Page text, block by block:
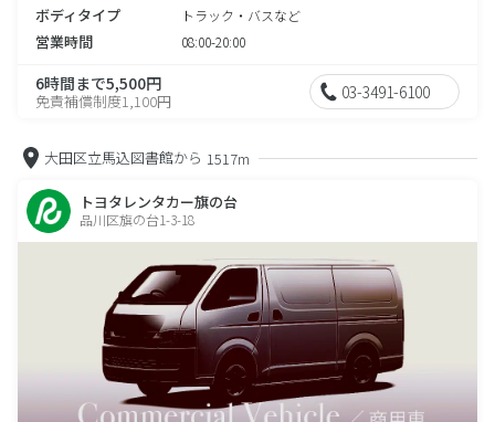
ボディタイプ トラック・バスなど
営業時間 08:00-20:00
6時間まで5,500円
免責補償制度1,100円 03-3491-6100
大田区立馬込図書館から 1517m
トヨタレンタカー旗の台
品川区旗の台1-3-18